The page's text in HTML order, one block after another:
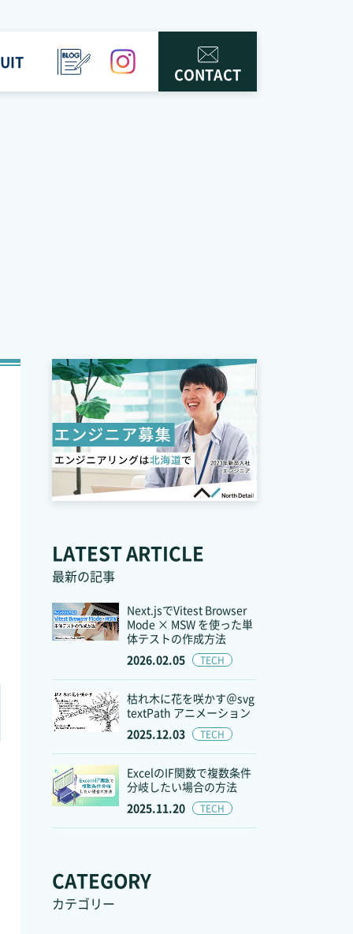
BLOG instagramCONTACT
LATEST ARTICLE
最新の記事
2026.02.05 TECH
Next.jsでVitest Browser
Mode × MSW を使った単
体テストの作成方法
2025.12.03 TECH
枯れ木に花を咲かす＠svg
textPath アニメーション
2025.11.20 TECH
ExcelのIF関数で複数条件
分岐したい場合の方法
CATEGORY
カテゴリー